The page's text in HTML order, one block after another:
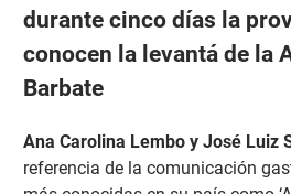
durante cinco días la
conocen la levantá de la
Barbate
Ana Carolina Lembo y José Luiz
referencia de la comunicación